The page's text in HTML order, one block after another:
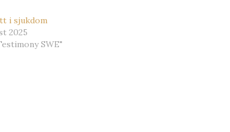
i sjukdom
2025
SWE"